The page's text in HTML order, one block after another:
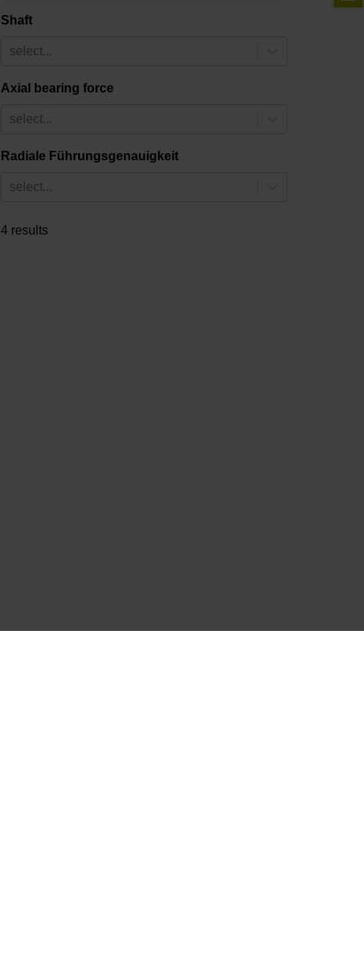
Shaft
select...
Axial bearing force
select...
Radiale Führungsgenauigkeit
select...
4 results